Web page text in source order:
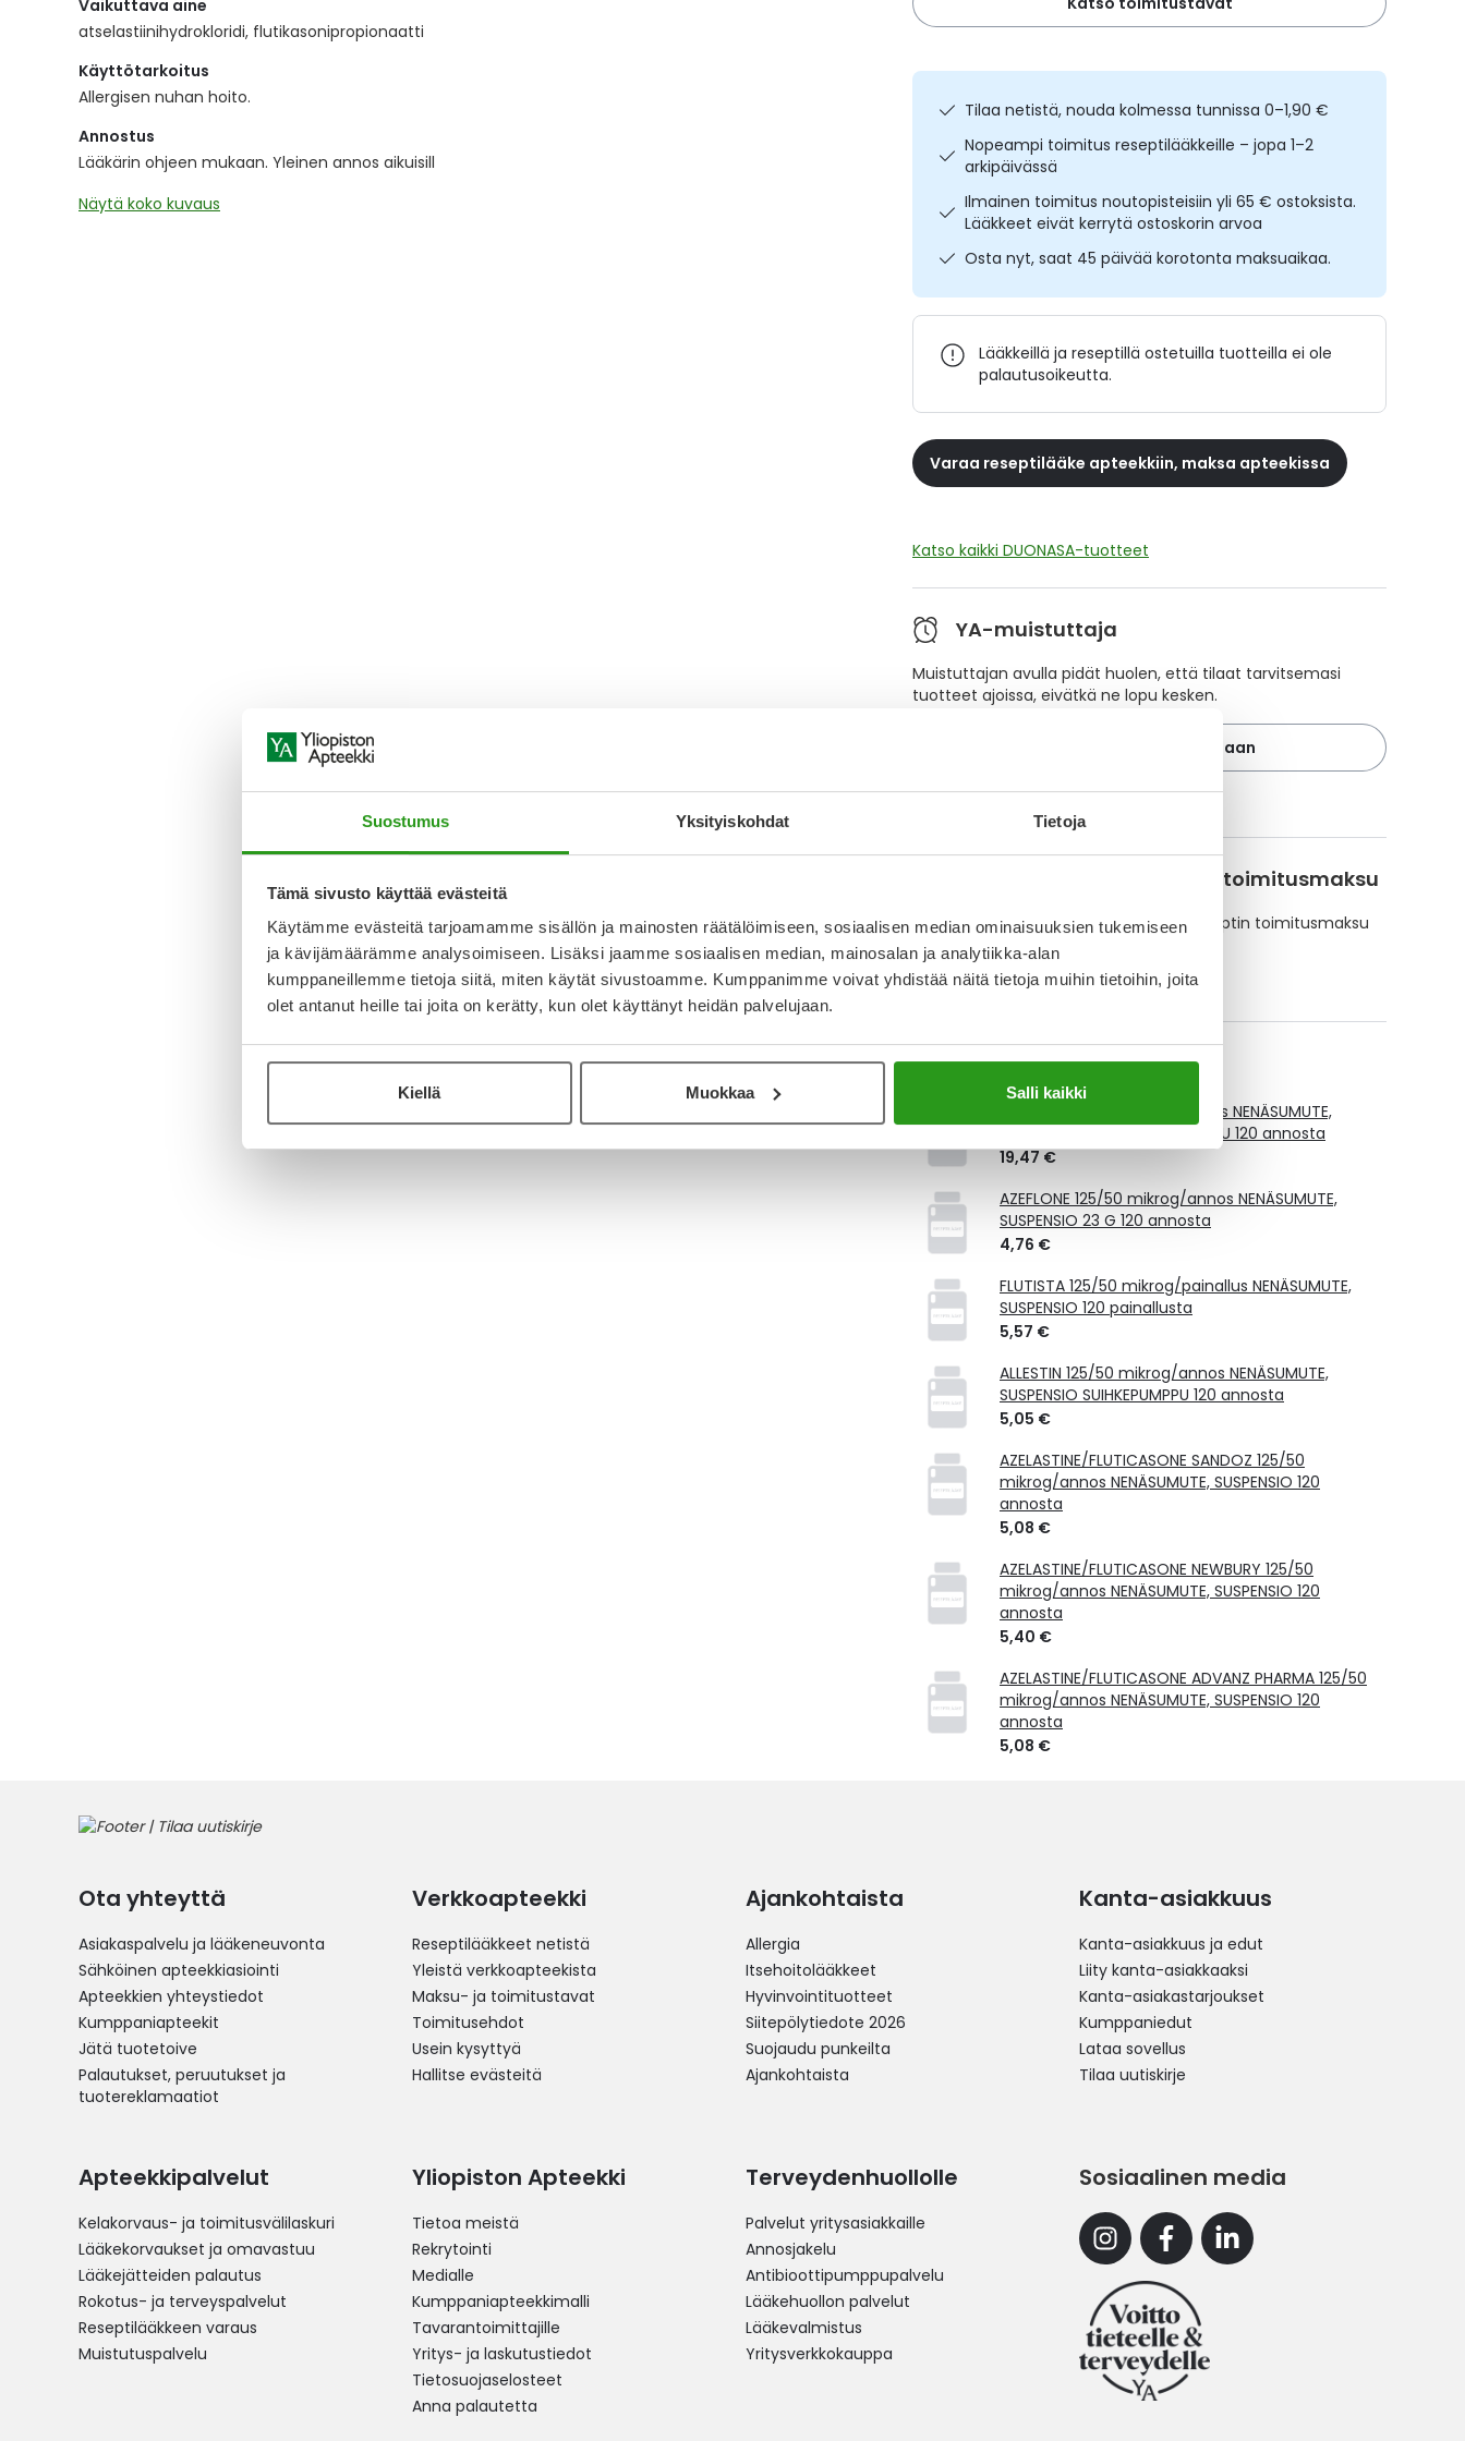
Suostumus Yksityiskohdat Tietoja
Tämä sivusto käyttää evästeitä
Käytämme evästeitä tarjoamamme sisällön ja mainosten räätälöimiseen, sosiaalisen median ominaisuuksien tukemiseen
ja kävijämäärämme analysoimiseen. Lisäksi jaamme sosiaalisen median, mainosalan ja analytiikka-alan
kumppaneillemme tietoja siitä, miten käytät sivustoamme. Kumppanimme voivat yhdistää näitä tietoja muihin tietoihin, joita
olet antanut heille tai joita on kerätty, kun olet käyttänyt heidän palvelujaan.
Kiellä Muokkaa Salli kaikki
the
images
Vaikuttava aine
atselastiinihydrokloridi, flutikasonipropionaatti
Käyttötarkoitus
Allergisen nuhan hoito.
Annostus
Lääkärin ohjeen mukaan. Yleinen annos aikuisill
Näytä koko kuvaus
Tilaa netistä, nouda kolmessa tunnissa 0–1,90 €
Nopeampi toimitus reseptilääkkeille – jopa 1–2
arkipäivässä
Ilmainen toimitus noutopisteisiin yli 65 € ostoksista.
Lääkkeet eivät kerrytä ostoskorin arvoa
Osta nyt, saat 45 päivää korotonta maksuaikaa.
Lääkkeillä ja reseptillä ostetuilla tuotteilla ei ole
palautusoikeutta.
Varaa reseptilääke apteekkiin, maksa apteekissa
Katso kaikki DUONASA-tuotteet
YA-muistuttaja
Muistuttajan avulla pidät huolen, että tilaat tarvitsemasi
tuotteet ajoissa, eivätkä ne lopu kesken.
Lisää tuote muistuttajaan
Kela-korvattavuus ja reseptin toimitusmaksu
Tämä tuote ei ole Kela-korvattava. Reseptin toimitusmaksu
2,46 € lisätään tuotteen hintaan.
Laske korvauksen suuruus
Vastaavat tuotteet
DYMISTA 125/50 mikrog/annos NENÄSUMUTE,
SUSPENSIO 23 G, SUIHKEPUMPPU 120 annosta
19,47 €
AZEFLONE 125/50 mikrog/annos NENÄSUMUTE,
SUSPENSIO 23 G 120 annosta
4,76 €
FLUTISTA 125/50 mikrog/painallus NENÄSUMUTE,
SUSPENSIO 120 painallusta
5,57 €
ALLESTIN 125/50 mikrog/annos NENÄSUMUTE,
SUSPENSIO SUIHKEPUMPPU 120 annosta
5,05 €
AZELASTINE/FLUTICASONE SANDOZ 125/50
mikrog/annos NENÄSUMUTE, SUSPENSIO 120
annosta
5,08 €
AZELASTINE/FLUTICASONE NEWBURY 125/50
mikrog/annos NENÄSUMUTE, SUSPENSIO 120
annosta
5,40 €
AZELASTINE/FLUTICASONE ADVANZ PHARMA 125/50
mikrog/annos NENÄSUMUTE, SUSPENSIO 120
annosta
5,08 €
Ota yhteyttä
Asiakaspalvelu ja lääkeneuvonta
Sähköinen apteekkiasiointi
Apteekkien yhteystiedot
Kumppaniapteekit
Jätä tuotetoive
Palautukset, peruutukset ja
tuotereklamaatiot
Verkkoapteekki
Reseptilääkkeet netistä
Yleistä verkkoapteekista
Maksu- ja toimitustavat
Toimitusehdot
Usein kysyttyä
Hallitse evästeitä
Ajankohtaista
Allergia
Itsehoitolääkkeet
Hyvinvointituotteet
Siitepölytiedote 2026
Suojaudu punkeilta
Ajankohtaista
Kanta-asiakkuus
Kanta-asiakkuus ja edut
Liity kanta-asiakkaaksi
Kanta-asiakastarjoukset
Kumppaniedut
Lataa sovellus
Tilaa uutiskirje
Apteekkipalvelut
Kelakorvaus- ja toimitusvälilaskuri
Lääkekorvaukset ja omavastuu
Lääkejätteiden palautus
Rokotus- ja terveyspalvelut
Reseptilääkkeen varaus
Muistutuspalvelu
Yliopiston Apteekki
Tietoa meistä
Rekrytointi
Medialle
Kumppaniapteekkimalli
Tavarantoimittajille
Yritys- ja laskutustiedot
Tietosuojaselosteet
Anna palautetta
Terveydenhuollolle
Palvelut yritysasiakkaille
Annosjakelu
Antibioottipumppupalvelu
Lääkehuollon palvelut
Lääkevalmistus
Yritysverkkokauppa
Sosiaalinen media
InstagramFacebookLinkedin